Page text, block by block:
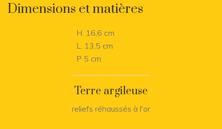
Dimensions et matières
H. 16,6 cm
L. 13,5 cm
P 5 cm
Terre argileuse
reliefs réhaussés à l'or